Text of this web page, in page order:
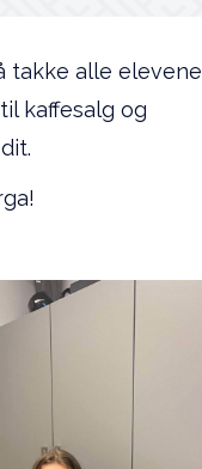
takke alle elevene
kaffesalg og